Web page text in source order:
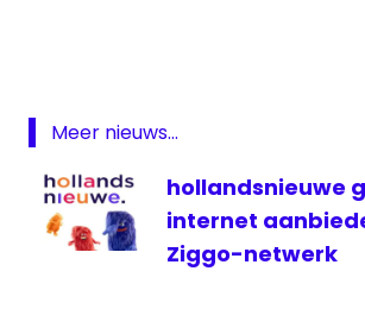
Oranje
Sporza
televisie
Meer nieuws...
hollandsnieuwe
internet
Ziggo-netwerk